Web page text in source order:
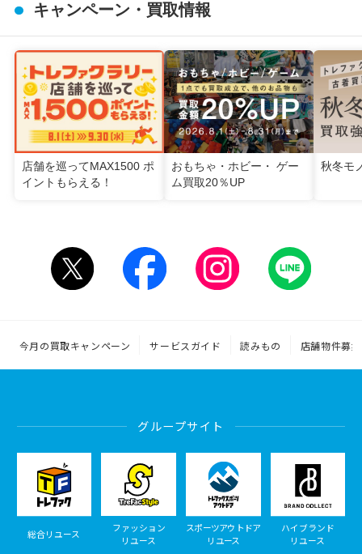
キャンペーン・買取情報
店舗を巡ってMAX1500 ポ
イントもらえる！
おもちゃ・ホビー・ ゲー
ム買取20％UP
秋冬モ
今月の買取キャンペーン サービスガイド 読みもの 店舗物件募集
グループサイト
総合リユース
ファッション
リユース
スポーツアウトドア
リユース
ハイブランド
リユース